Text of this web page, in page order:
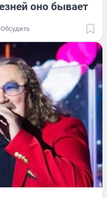
оно бывает
Обсудить